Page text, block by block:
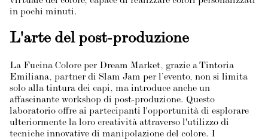
in pochi minuti.
L'arte del post-produzione
La Fucina Colore per Dream Market, grazie a Tintoria
Emiliana, partner di Slam Jam per l’evento, non si limita
solo alla tintura dei capi, ma introduce anche un
affascinante workshop di post-produzione. Questo
laboratorio offre ai partecipanti l'opportunità di esplorare
ulteriormente la loro creatività attraverso l'utilizzo di
tecniche innovative di manipolazione del colore. I